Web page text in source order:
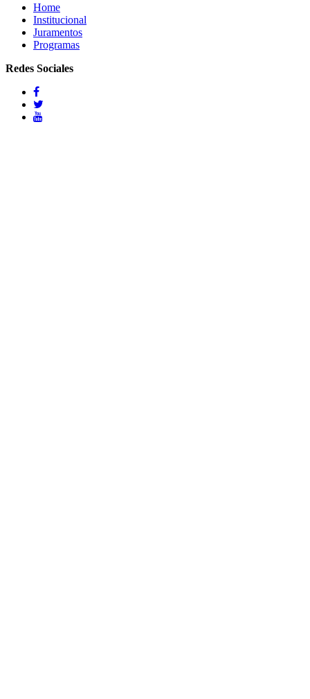
Home
Institucional
Juramentos
Programas
Redes Sociales